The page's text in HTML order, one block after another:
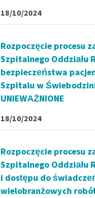
18/10/2024
Rozpoczęcie procesu
Szpitalnego Oddziału
bezpieczeństwa
Szpitalu w
UNIEWAŻNIONE
18/10/2024
Rozpoczęcie procesu
Szpitalnego Oddziału
i dostępu do
wielobranżowych